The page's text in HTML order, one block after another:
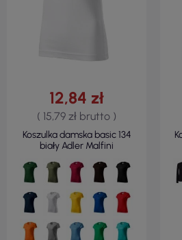
12,84 zł
( 15,79 zł brutto )
Koszulka damska basic 134
biały Adler Malfini